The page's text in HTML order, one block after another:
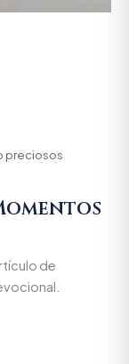
preciosos
de